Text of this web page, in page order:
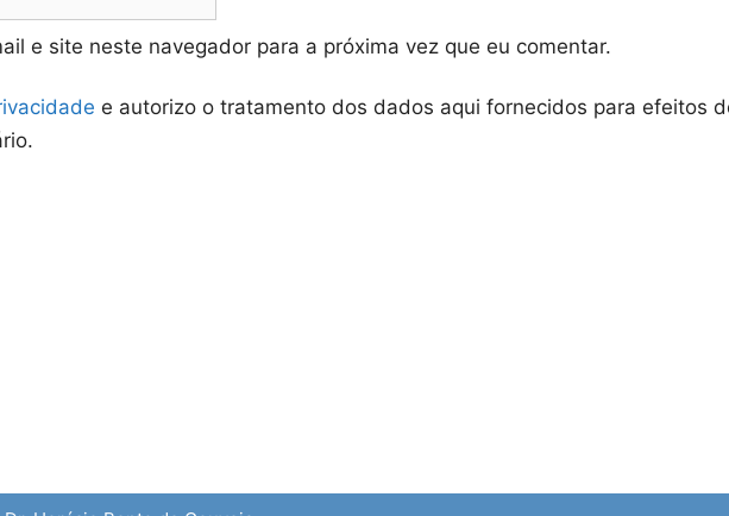
e site neste navegador para a próxima vez que eu comentar.
e autorizo o tratamento dos dados aqui fornecidos para efeitos